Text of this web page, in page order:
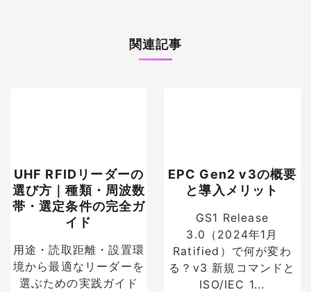
関連記事
UHF RFIDリーダーの
選び方｜種類・周波数
帯・選定条件の完全ガ
イド
用途・読取距離・設置環
境から最適なリーダーを
選ぶための実践ガイド
EPC Gen2 v3の概要
と導入メリット
GS1 Release
3.0（2024年1月
Ratified）で何が変わ
る？v3 新規コマンドと
ISO/IEC 1...